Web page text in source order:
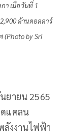
า เมื่อวันที่ 1
ล้านดอลลาร์
(Photo by Sri
ยายน 2565
ดแคลน
ลังงานไฟฟ้า